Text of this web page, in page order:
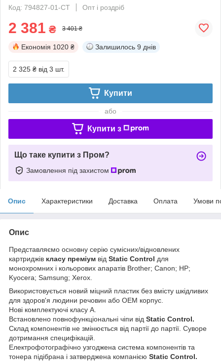
Код: 794827-01-СТ
Опт і роздріб
2 381 ₴ 3 401 ₴
Економія 1020 ₴ Залишилось 9 днів
2 325 ₴ від 3 шт.
Купити
або
Купити з
Що таке купити з Пром?
Замовлення під захистом
Опис Характеристики Доставка Оплата Умови
Опис
Представляємо основну серію сумісних/відновлених
картриджів класу преміум від Static Control для
монохромних і кольорових апаратів Brother; Canon; HP;
Kyocera; Samsung; Xerox.
Використовується новий міцний пластик без вмісту шкідливих
для здоров'я людини речовин або ОЕМ корпус.
Нові комплектуючі класу А.
Встановлено повнофункціональні чіпи від Static Control.
Склад компонентів не змінюється від партії до партії. Суворе
дотримання специфікацій.
Електрофотографічно узгоджена система компонентів та
тонера підібрана і затверджена компанією Static Control.